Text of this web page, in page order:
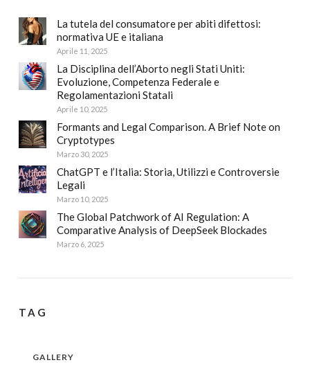
La tutela del consumatore per abiti difettosi:
normativa UE e italiana
Aprile 11, 2025
La Disciplina dell’Aborto negli Stati Uniti:
Evoluzione, Competenza Federale e
Regolamentazioni Statali
Aprile 10, 2025
Formants and Legal Comparison. A Brief Note on
Cryptotypes
Marzo 30, 2025
ChatGPT e l’Italia: Storia, Utilizzi e Controversie
Legali
Marzo 10, 2025
The Global Patchwork of AI Regulation: A
Comparative Analysis of DeepSeek Blockades
Marzo 6, 2025
TAG
GALLERY